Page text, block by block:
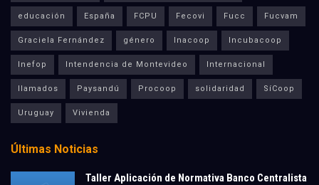
educación España FCPU Fecovi Fucc Fucvam
Graciela Fernández género Inacoop Incubacoop
Inefop Intendencia de Montevideo Internacional
llamados Paysandú Procoop solidaridad SíCoop
Uruguay Vivienda
Últimas Noticias
Taller Aplicación de Normativa Banco Centralista